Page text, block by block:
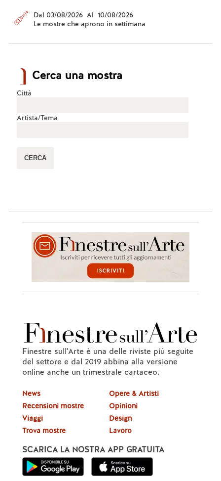
Dal 03/08/2026 Al 10/08/2026
Le mostre che aprono in settimana
Cerca una mostra
Città
Artista/Tema
Finestre sull'Arte è una delle riviste più seguite
del settore e dal 2019 abbina alla versione
online anche un trimestrale cartaceo.
News
Recensioni mostre
Viaggi
Trova mostre
Opere & Artisti
Opinioni
Design
Lavoro
SCARICA LA NOSTRA APP GRATUITA